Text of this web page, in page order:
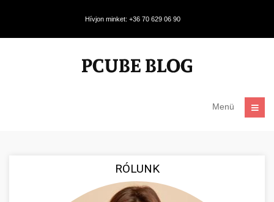
Hívjon minket: +36 70 629 06 90
Menü
RÓLUNK